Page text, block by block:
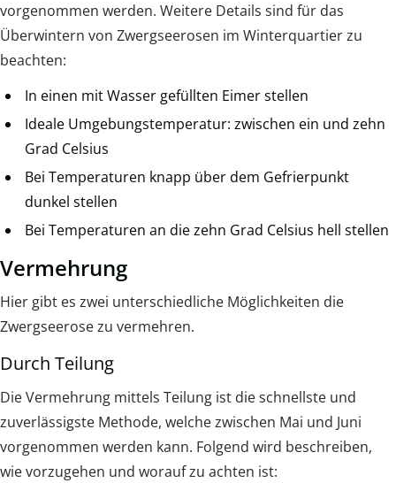
vorgenommen werden. Weitere Details sind für das
Überwintern von Zwergseerosen im Winterquartier zu
beachten:
In einen mit Wasser gefüllten Eimer stellen
Ideale Umgebungstemperatur: zwischen ein und zehn
Grad Celsius
Bei Temperaturen knapp über dem Gefrierpunkt
dunkel stellen
Bei Temperaturen an die zehn Grad Celsius hell stellen
Vermehrung
Hier gibt es zwei unterschiedliche Möglichkeiten die
Zwergseerose zu vermehren.
Durch Teilung
Die Vermehrung mittels Teilung ist die schnellste und
zuverlässigste Methode, welche zwischen Mai und Juni
vorgenommen werden kann. Folgend wird beschreiben,
wie vorzugehen und worauf zu achten ist: